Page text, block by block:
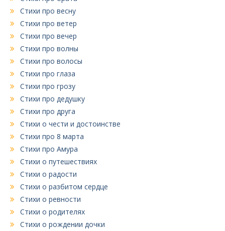
Стихи про весну
Стихи про ветер
Стихи про вечер
Стихи про волны
Стихи про волосы
Стихи про глаза
Стихи про грозу
Стихи про дедушку
Стихи про друга
Стихи о чести и достоинстве
Стихи про 8 марта
Стихи про Амура
Стихи о путешествиях
Стихи о радости
Стихи о разбитом сердце
Стихи о ревности
Стихи о родителях
Стихи о рождении дочки